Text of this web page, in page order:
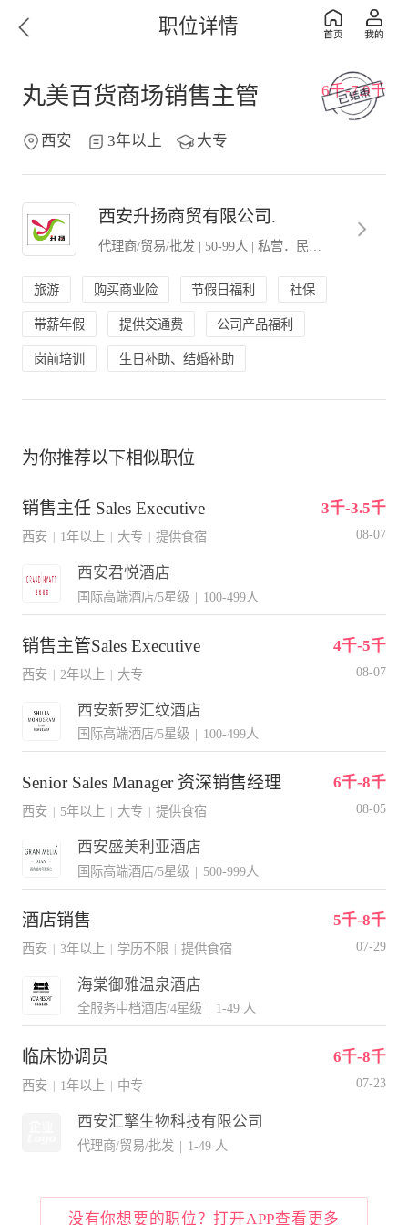
职位详情
丸美百货商场销售主管 6千-7.9千
西安 3年以上 大专
西安升扬商贸有限公司.
代理商/贸易/批发 | 50-99人 | 私营．民营企业
旅游 购买商业险 节假日福利 社保
带薪年假 提供交通费 公司产品福利
岗前培训 生日补助、结婚补助
为你推荐以下相似职位
销售主任 Sales Executive 3千-3.5千
西安 1年以上 大专 提供食宿 08-07
西安君悦酒店
国际高端酒店/5星级 | 100-499人
销售主管Sales Executive 4千-5千
西安 | 2年以上 | 大专 08-07
西安新罗汇纹酒店
国际高端酒店/5星级 | 100-499人
Senior Sales Manager 资深销售经理 6千-8千
西安 5年以上 大专 提供食宿 08-05
西安盛美利亚酒店
国际高端酒店/5星级 | 500-999人
酒店销售 5千-8千
西安 | 3年以上 | 学历不限 | 提供食宿 07-29
海棠御雅温泉酒店
全服务中档酒店/4星级 | 1-49 人
临床协调员 6千-8千
西安 1年以上 中专 07-23
西安汇擎生物科技有限公司
代理商/贸易/批发 | 1-49 人
没有你想要的职位？打开APP查看更多